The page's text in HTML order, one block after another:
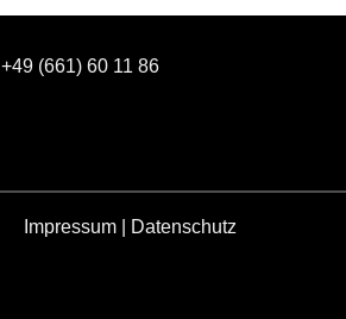
+49 (661) 60 11 86
Impressum Datenschutz